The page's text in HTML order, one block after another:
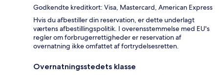
Godkendte kreditkort: Visa, Mastercard, American Express
Hvis du afbestiller din reservation, er dette underlagt
værtens afbestillingspolitik. I overensstemmelse med EU's
regler om forbrugerrettigheder er reservation af
overnatning ikke omfattet af fortrydelsesretten.
Overnatningsstedets klasse